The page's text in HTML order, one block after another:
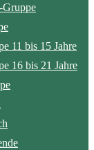
11 bis 15 Jahre
16 bis 21 Jahre